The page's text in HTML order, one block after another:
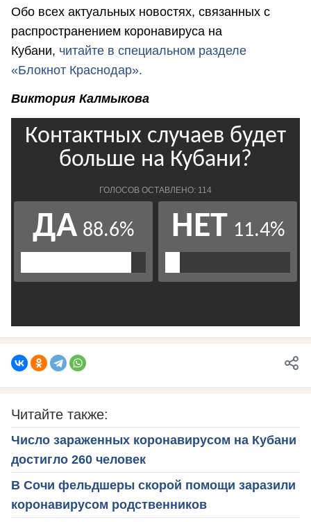
Обо всех актуальных новостях, связанных с
распространением коронавируса на
Кубани, читайте в специальном разделе
«Блокнот Краснодар».
Виктория Калмыкова
Читайте также:
Число зараженных коронавирусом на Кубани
достигло 260 человек
В Сочи фельдшеры скорой помощи заразили
коронавирусом родственников